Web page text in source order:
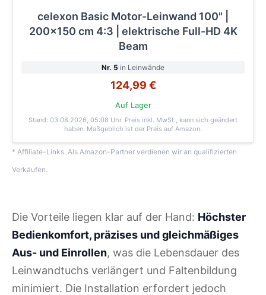
celexon Basic Motor-Leinwand 100" |
200x150 cm 4:3 | elektrische Full-HD 4K
Beam
Nr. 5 in Leinwände
124,99 €
Auf Lager
Stand: 03.08.2026, 05:08 Uhr. Preis inkl. MwSt., kann sich geändert
haben. Maßgeblich ist der Preis auf Amazon.
* Affiliate-Links. Als Amazon-Partner verdienen wir an qualifizierten
Verkäufen.
Die Vorteile liegen klar auf der Hand: Höchster
Bedienkomfort, präzises und gleichmäßiges
Aus- und Einrollen, was die Lebensdauer des
Leinwandtuchs verlängert und Faltenbildung
minimiert. Die Installation erfordert jedoch